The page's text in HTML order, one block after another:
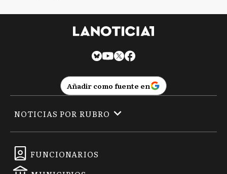
Añadir como fuente en
FUNCIONARIOS
NOTICIAS POR RUBRO